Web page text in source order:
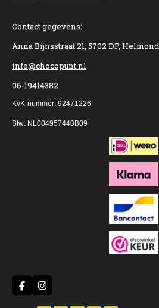
Contact gegevens:
Anna Bijnsstraat 21, 5702 DP, Helmond
info@chocopunt.nl
06-19414382
KvK-nummer: 92471226
Btw: NL004957440B09
F
a
I
n